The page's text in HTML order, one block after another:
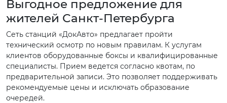
Выгодное предложение для
жителей Санкт-Петербурга
Сеть станций «ДокАвто» предлагает пройти
технический осмотр по новым правилам. К услугам
клиентов оборудованные боксы и квалифицированные
специалисты. Прием ведется согласно квотам, по
предварительной записи. Это позволяет поддерживать
рекомендуемые цены и исключать образование
очередей.